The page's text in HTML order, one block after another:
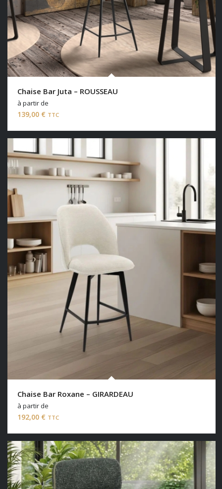
Chaise Bar Juta – ROUSSEAU
à partir de
139,00 € TTC
Chaise Bar Roxane – GIRARDEAU
à partir de
192,00 € TTC